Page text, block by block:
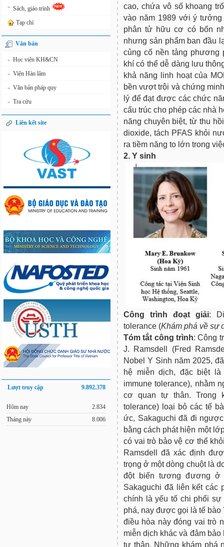
» Sách, giáo trình
Tạp chí
Văn bản
» Học viện KH&CN
» Viện Hàn lâm
» Văn bản pháp quy
» Tra cứu
Liên kết site
Lượt truy cập 9.892.378
Hôm nay
Tháng này
2.834
8.006
cao, chứa vô số khoang
vào năm 1989 với ý
phân tử hữu cơ có bốn
nhưng sản phẩm ban đầu
củng cố nền tảng phương
khí có thể dễ dàng lưu
khả năng linh hoạt của
bền vượt trội và chứng
lý để đạt được các chức
cấu trúc cho phép các nhà
năng chuyên biệt, từ thu
dioxide, tách PFAS khỏi
ra tiềm năng to lớn trong
2. Y sinh
Công trình đoạt giải:
tolerance (Khám phá về sự
Tóm tắt công trình: Công
J. Ramsdell (Fred
Nobel Y Sinh năm 2025,
hệ miễn dịch, đặc biệt là
immune tolerance), nhằm
cơ quan tự thân. Trong
tolerance) loại bỏ các tế
ức, Sakaguchi đã đi
bằng cách phát hiện một
có vai trò bảo vệ cơ thể
Ramsdell đã xác định
trọng ở một dòng chuột là
đột biến tương đương ở
Sakaguchi đã liên kết các
chính là yếu tố chi phối sự
phá, nay được gọi là tế bào
điều hòa này đóng vai trò
miễn dịch khác và đảm
tự thân. Những khám phá